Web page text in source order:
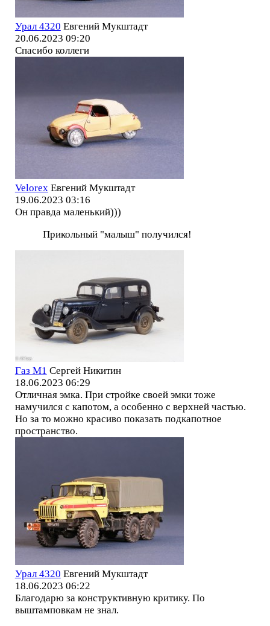
Урал 4320 Евгений Мукштадт
20.06.2023 09:20
Спасибо коллеги
Velorex Евгений Мукштадт
19.06.2023 03:16
Он правда маленький)))
Прикольный "малыш" получился!
Газ М1 Сергей Никитин
18.06.2023 06:29
Отличная эмка. При стройке своей эмки тоже
намучился с капотом, а особенно с верхней частью.
Но за то можно красиво показать подкапотное
пространство.
Урал 4320 Евгений Мукштадт
18.06.2023 06:22
Благодарю за конструктивную критику. По
выштамповкам не знал.